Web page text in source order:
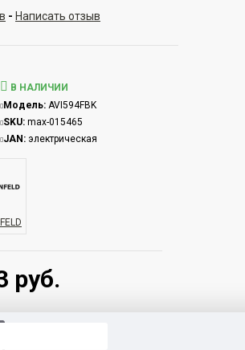
- Написать отзыв
руб.
В НАЛИЧИИ
Модель: AVI594FBK
SKU: max-015465
JAN: электрическая